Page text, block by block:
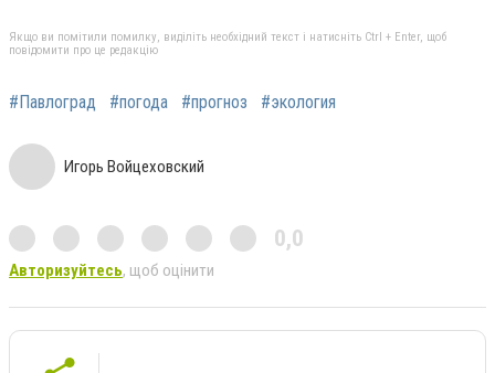
Якщо ви помітили помилку, виділіть необхідний текст і натисніть Ctrl + Enter, щоб
повідомити про це редакцію
#Павлоград #погода #прогноз #экология
Игорь Войцеховский
0,0
Авторизуйтесь, щоб оцінити